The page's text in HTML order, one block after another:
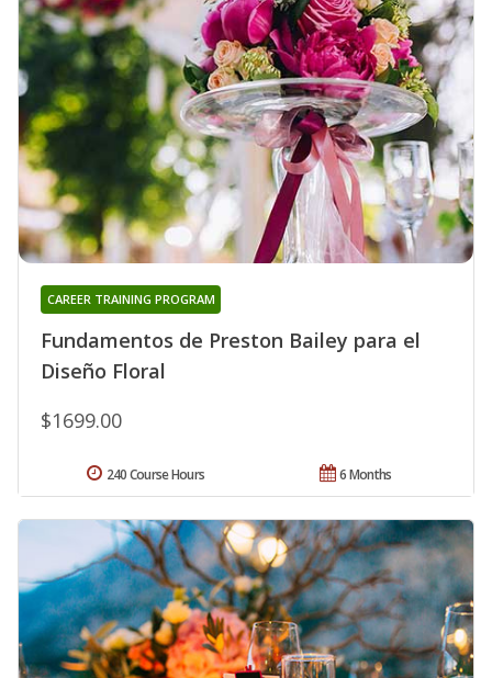
Fundamentos de Preston Bailey para el
Diseño Floral
CAREER TRAINING PROGRAM
$1699.00
6 Months
240 Course Hours